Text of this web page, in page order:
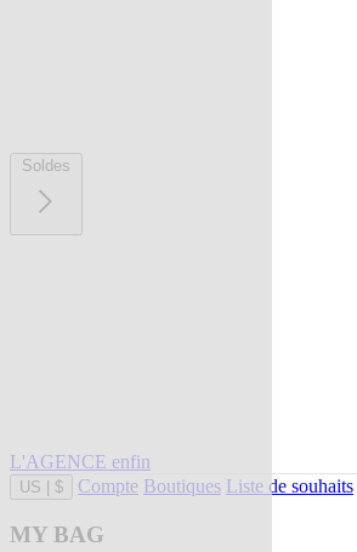
Soldes
L'AGENCE enfin
US $ Compte Boutiques Liste de souhaits
MY BAG